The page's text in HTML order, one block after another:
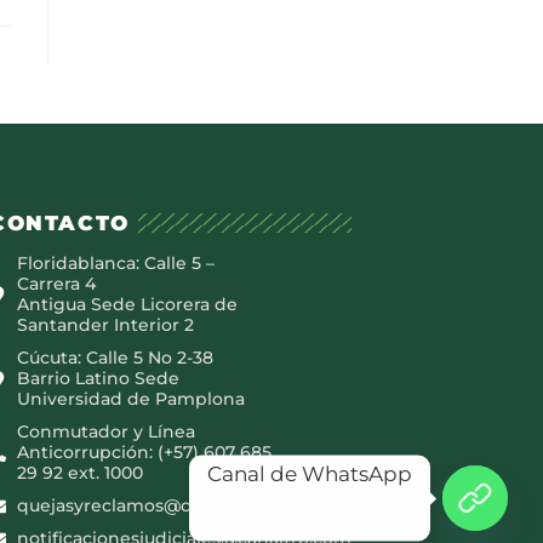
Floridablanca: Calle 5 –
Carrera 4
Antigua Sede Licorera de
Santander Interior 2
Cúcuta: Calle 5 No 2-38
Barrio Latino Sede
Universidad de Pamplona
Conmutador y Línea
Anticorrupción: (+57) 607 685
29 92 ext. 1000
quejasyreclamos@canaltro.com
notificacionesjudiciales@canaltro.com
Canal de WhatsApp